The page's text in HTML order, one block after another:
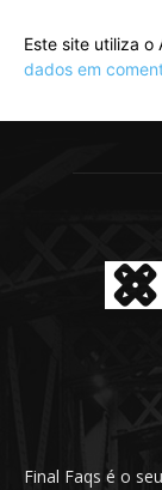
Este site utiliza o
dados em
Final Faqs é o